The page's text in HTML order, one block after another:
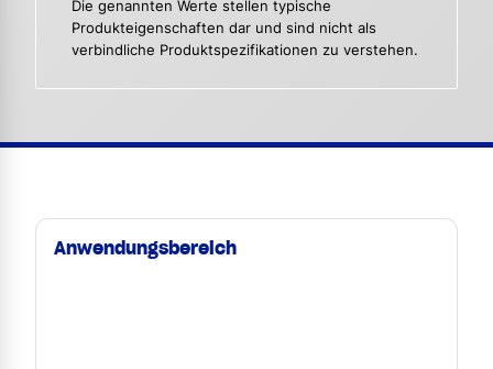
Die genannten Werte stellen typische
Produkteigenschaften dar und sind nicht als
verbindliche Produktspezifikationen zu verstehen.
Anwendungsbereich